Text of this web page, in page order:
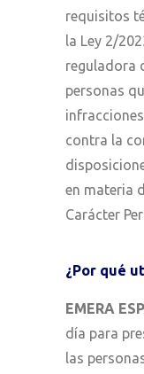
requisitos
la Ley 2/
reguladora
personas
contra la
en materia
Carácter
¿Por qué
EMERA
día para
las